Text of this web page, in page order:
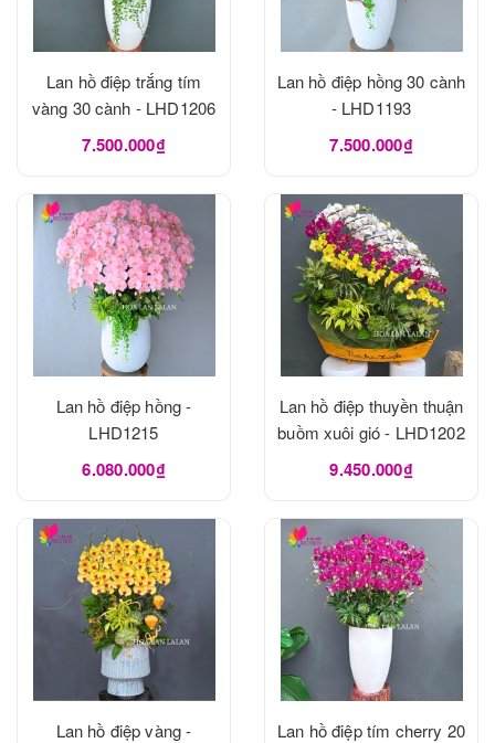
Lan hồ điệp trắng tím
vàng 30 cành - LHD1206
7.500.000₫
Lan hồ điệp hồng 30 cành
- LHD1193
7.500.000₫
Lan hồ điệp hồng -
LHD1215
6.080.000₫
Lan hồ điệp thuyền thuận
buồm xuôi gió - LHD1202
9.450.000₫
Lan hồ điệp vàng -
Lan hồ điệp tím cherry 20